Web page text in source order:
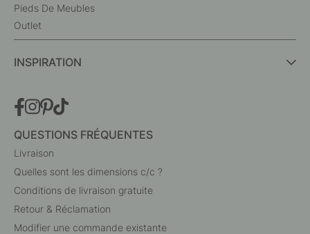
Pieds De Meubles
Outlet
INSPIRATION
QUESTIONS FRÉQUENTES
Livraison
Quelles sont les dimensions c/c ?
Conditions de livraison gratuite
Retour & Réclamation
Modifier une commande existante